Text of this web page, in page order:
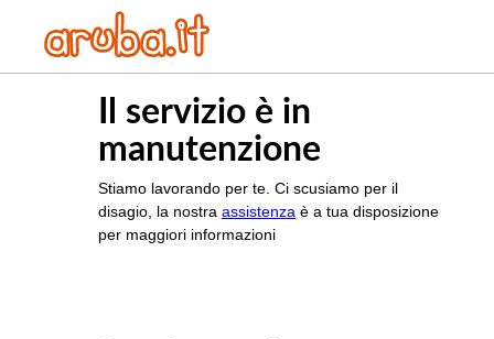
Il servizio è in
manutenzione
Stiamo lavorando per te. Ci scusiamo per il
disagio, la nostra assistenza è a tua disposizione
per maggiori informazioni